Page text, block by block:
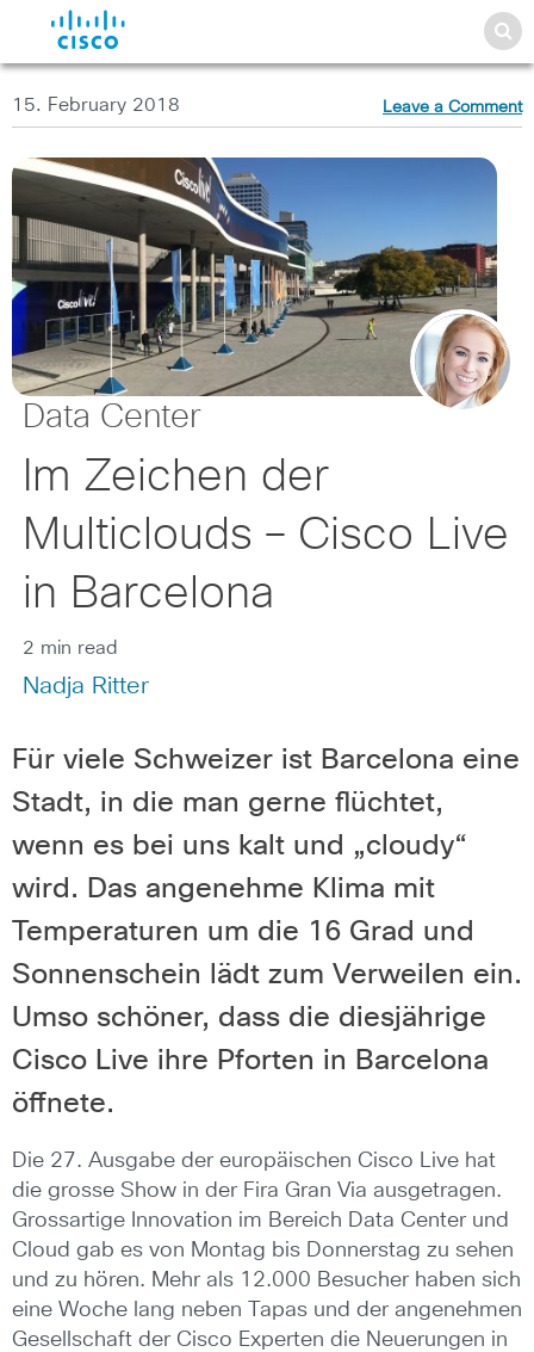
15. February 2018 Leave a Comment
Data Center
Im Zeichen der
Multiclouds – Cisco Live
in Barcelona
2 min read
Nadja Ritter
Für viele Schweizer ist Barcelona eine
Stadt, in die man gerne flüchtet,
wenn es bei uns kalt und „cloudy“
wird. Das angenehme Klima mit
Temperaturen um die 16 Grad und
Sonnenschein lädt zum Verweilen ein.
Umso schöner, dass die diesjährige
Cisco Live ihre Pforten in Barcelona
öffnete.
Die 27. Ausgabe der europäischen Cisco Live hat
die grosse Show in der Fira Gran Via ausgetragen.
Grossartige Innovation im Bereich Data Center und
Cloud gab es von Montag bis Donnerstag zu sehen
und zu hören. Mehr als 12.000 Besucher haben sich
eine Woche lang neben Tapas und der angenehmen
Gesellschaft der Cisco Experten die Neuerungen in